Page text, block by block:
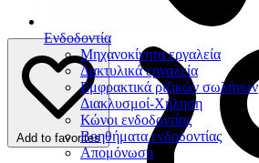
Ενδοδοντία
Μηχανοκίνητα εργαλεία
Δακτυλικά εργαλεία
Εμφρακτικά ριζικών σωλήνων
Διακλυσμοί-Χήληση
Κώνοι ενδοδοντίας
Βοηθήματα ενδοδοντίας
Απομόνωση
Add to favorites